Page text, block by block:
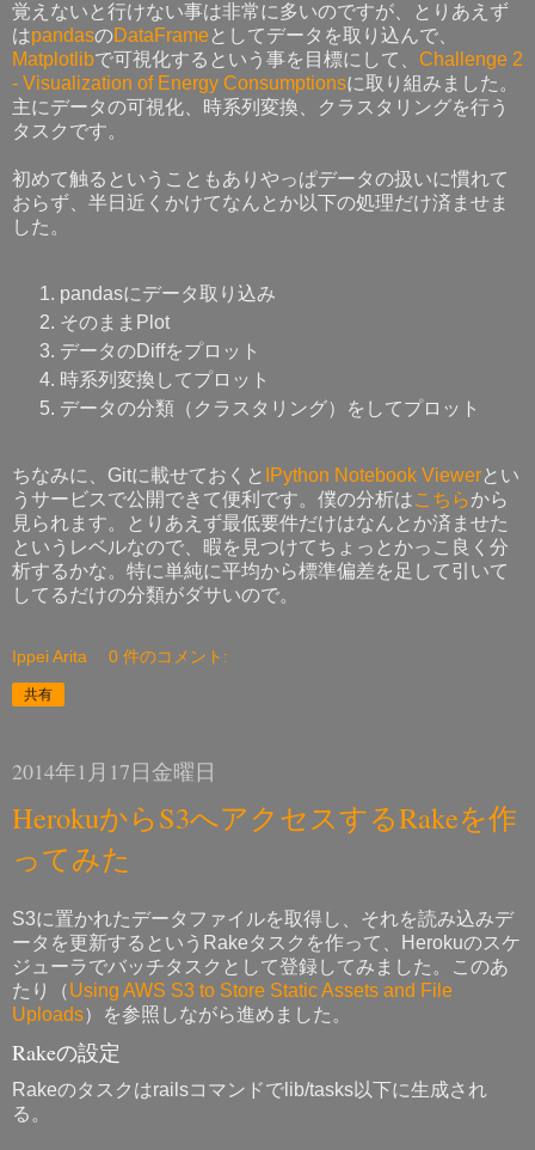
覚えないと行けない事は非常に多いのですが、とりあえず
はpandasのDataFrame としてデータを取り込んで、
Matplotlibで可視化するという事を目標にして、 Challenge 2
- Visualization of Energy Consumptionsに取り組みました。
主にデータの可視化、時系列変換、クラスタリングを行う
タスクです。
初めて触るということもありやっぱデータの扱いに慣れて
おらず、半日近くかけてなんとか以下の処理だけ済ませま
した。
pandasにデータ取り込み
そのままPlot
データのDiffをプロット
時系列変換してプロット
データの分類（クラスタリング）をしてプロット
ちなみに、Gitに載せておくと IPython Notebook Viewerとい
うサービスで公開できて便利です。僕の分析はこちらから
見られます。とりあえず最低要件だけはなんとか済ませた
というレベルなので、暇を見つけてちょっとかっこ良く分
析するかな。特に単純に平均から標準偏差を足して引いて
してるだけの分類がダサいので。
Ippei Arita 0 件のコメント:
共有
2014年1月17日金曜日
HerokuからS3へアクセスするRakeを作
ってみた
S3に置かれたデータファイルを取得し、それを読み込みデ
ータを更新するというRakeタスクを作って、Herokuのスケ
ジューラでバッチタスクとして登録してみました。このあ
たり（Using AWS S3 to Store Static Assets and File
Uploads）を参照しながら進めました。
Rakeの設定
Rakeのタスクはrailsコマンドでlib/tasks以下に生成され
る。